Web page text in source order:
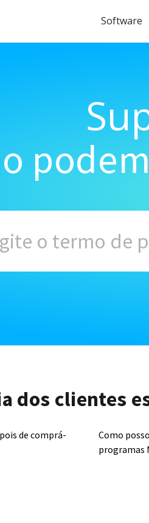
Software
dos clientes
de comprá-
Como
programas